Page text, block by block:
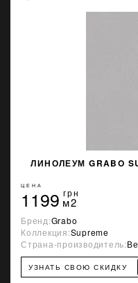
ЛИНОЛЕУМ GRABO
ЦЕНА
1199 грн
м2
Бренд:Grabo
Коллекция:Supreme
Страна-производитель:
УЗНАТЬ СВОЮ СКИДКУ